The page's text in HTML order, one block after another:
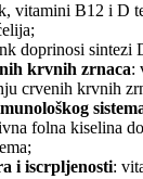
vitamini B12 i D
doprinosi sintezi
krvnih zrnaca:
crvenih krvnih
folna kiselina
i iscrpljenosti: